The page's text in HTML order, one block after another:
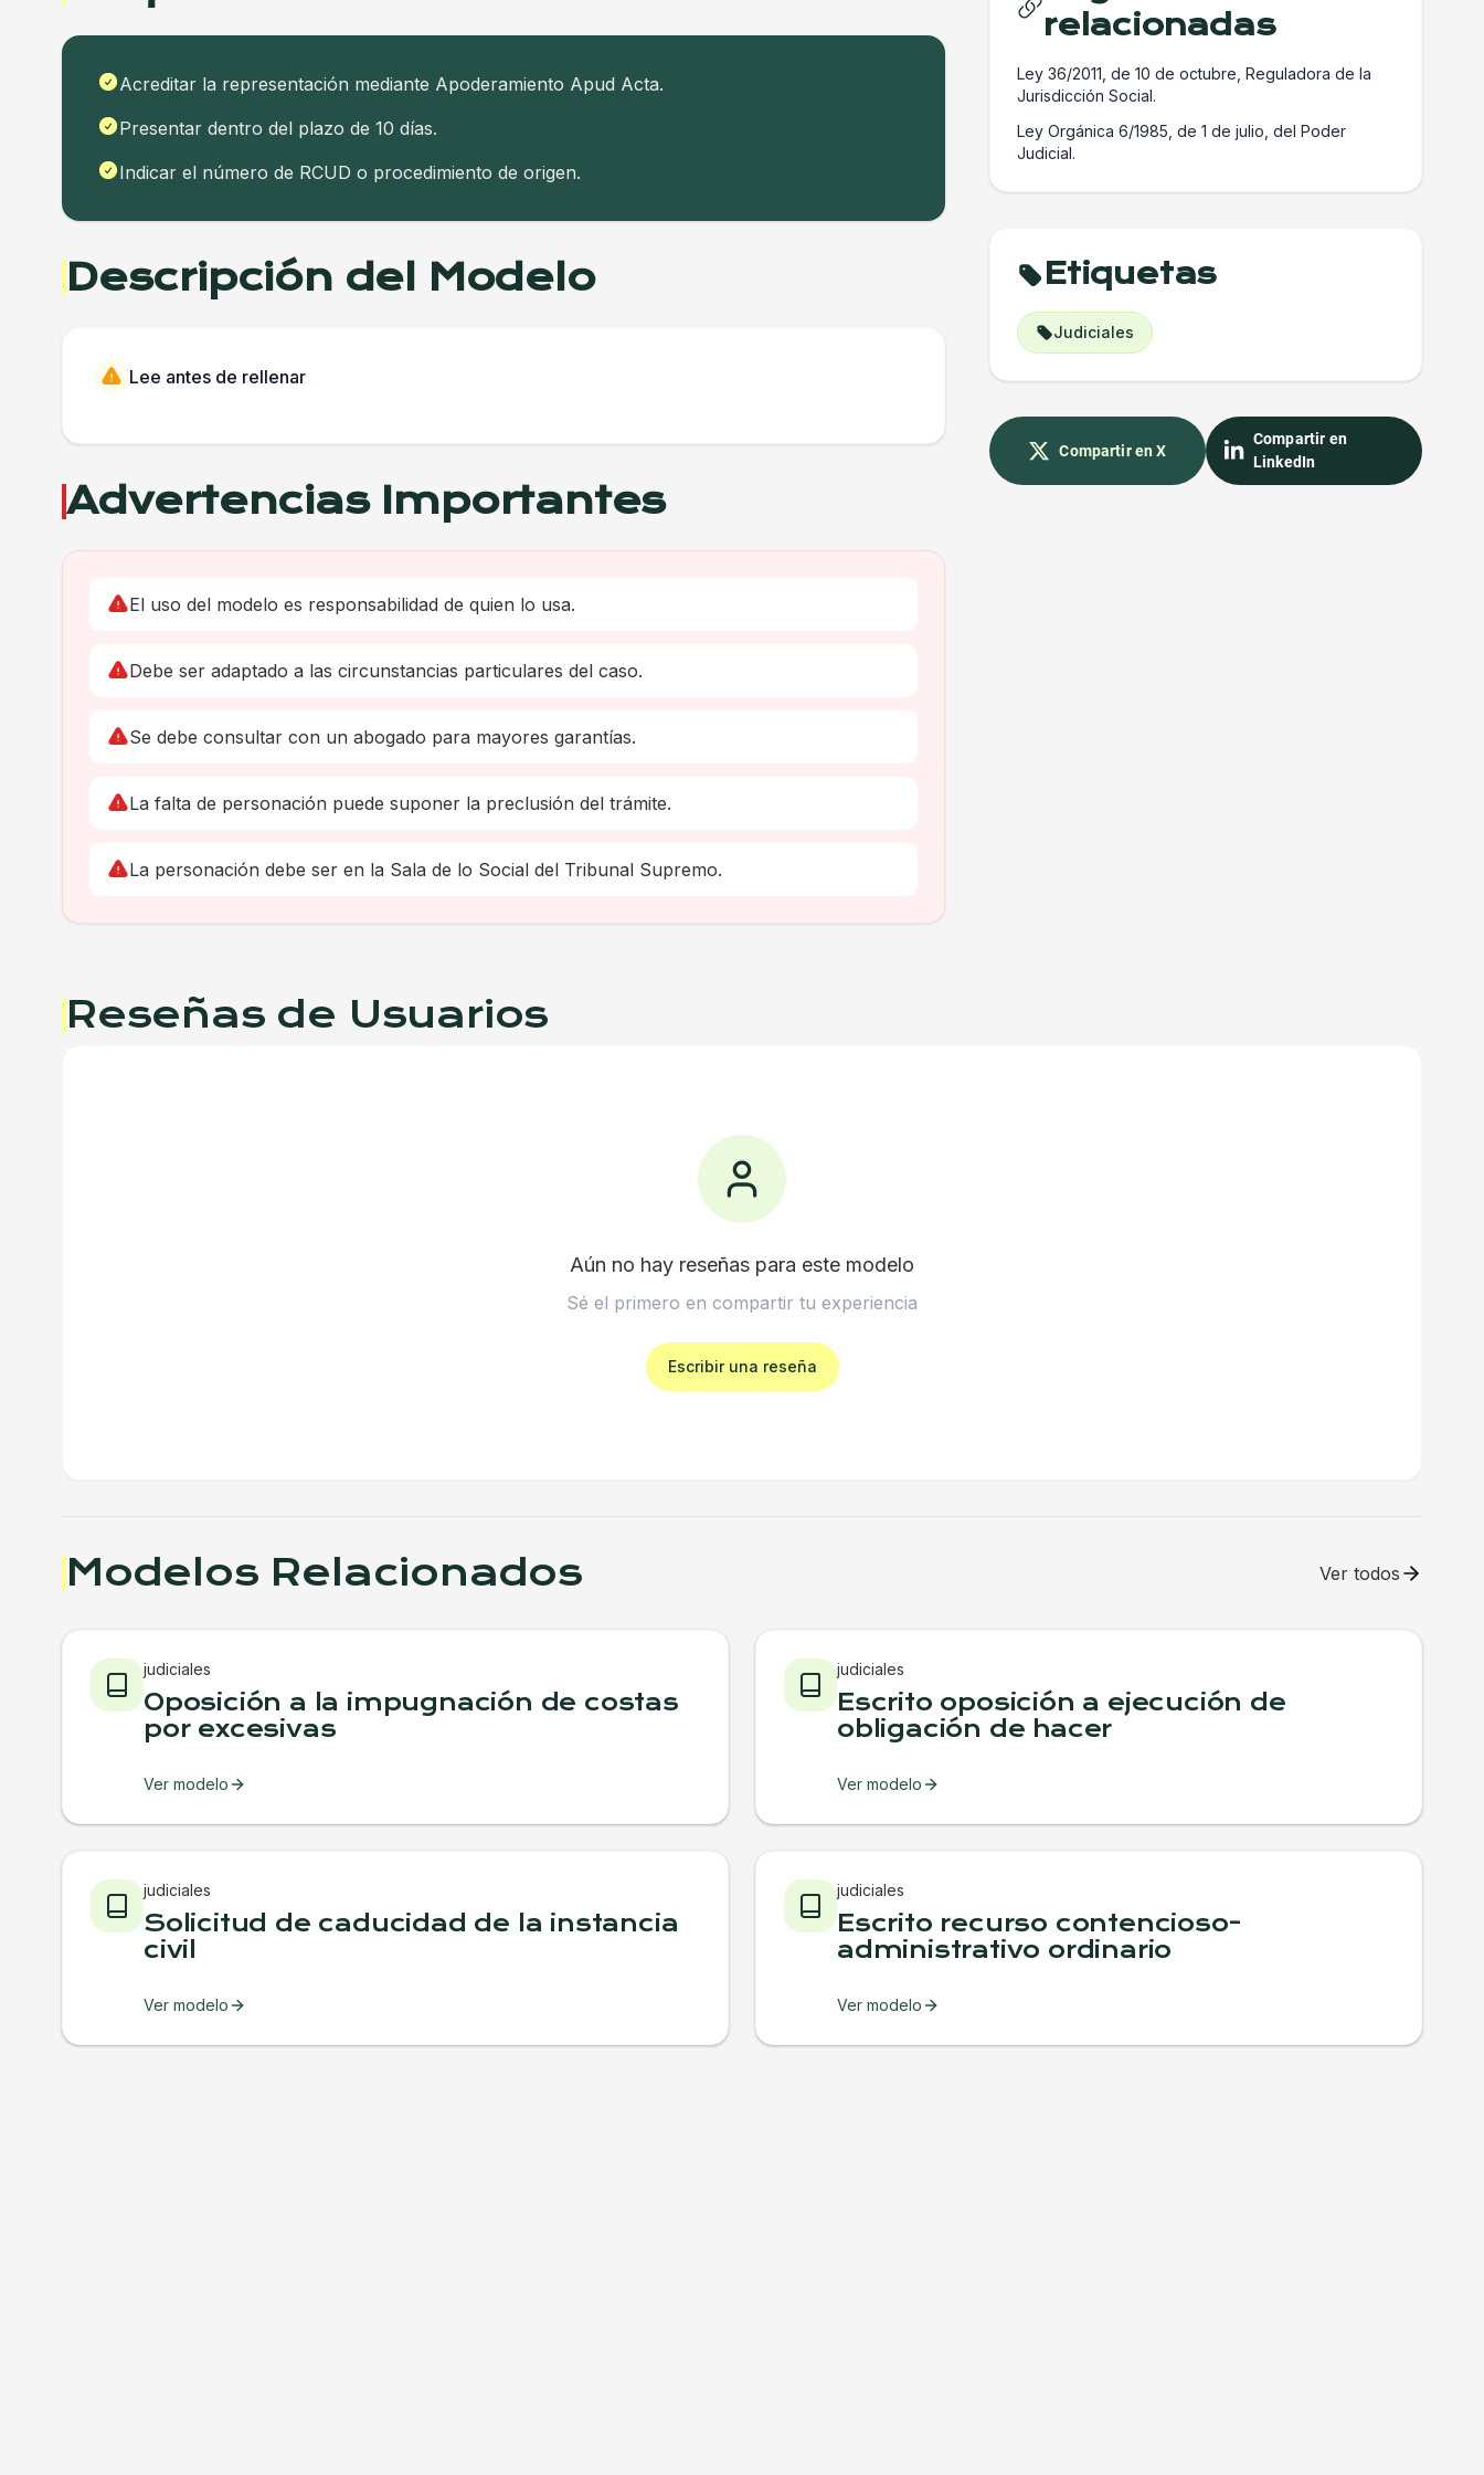
Acreditar la representación mediante Apoderamiento Apud Acta.
Presentar dentro del plazo de 10 días.
Indicar el número de RCUD o procedimiento de origen.
Descripción del Modelo
Lee antes de rellenar
Advertencias Importantes
El uso del modelo es responsabilidad de quien lo usa.
Debe ser adaptado a las circunstancias particulares del caso.
Se debe consultar con un abogado para mayores garantías.
La falta de personación puede suponer la preclusión del trámite.
La personación debe ser en la Sala de lo Social del Tribunal Supremo.
relacionadas
Ley 36/2011, de 10 de octubre, Reguladora de la
Jurisdicción Social.
Ley Orgánica 6/1985, de 1 de julio, del Poder
Judicial.
Etiquetas
Judiciales
Compartir en X
Compartir en
LinkedIn
Reseñas de Usuarios
Aún no hay reseñas para este modelo
Sé el primero en compartir tu experiencia
Escribir una reseña
Modelos Relacionados Ver todos
judiciales
Oposición a la impugnación de costas
por excesivas
Ver modelo
judiciales
Escrito oposición a ejecución de
obligación de hacer
Ver modelo
judiciales
Solicitud de caducidad de la instancia
civil
Ver modelo
judiciales
Escrito recurso contencioso-
administrativo ordinario
Ver modelo